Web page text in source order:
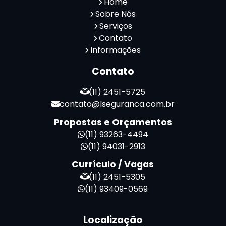
Serviço de Portaria e Limpeza
Serviço de Portaria Terceirizado
Serviços de Limpeza e Portaria
Terceirização de Facilities
Zeladoria de Condomínios
Sobre Nós
Serviços
Contato
Informações
Contato
(11) 2451-5725
contato@lseguranca.com.br
Propostas e Orçamentos
(11) 93263-4494
(11) 94031-2913
Currículo / Vagas
(11) 2451-5305
(11) 93409-0569
Localização